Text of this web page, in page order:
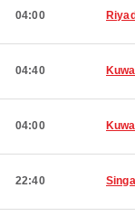
04:00
04:40
04:00
22:40